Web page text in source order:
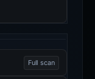
Full scan